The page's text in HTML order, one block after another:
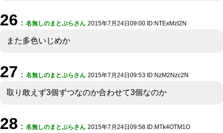
26 ： 名無しのまとぷらさん 2015年7月24日09:00 ID:NTExMzI2N
また多色いじめか
27 ： 名無しのまとぷらさん 2015年7月24日09:53 ID:NzM2Nzc2N
取り敢えず3個ずつなのか合わせて3個なのか
28 ： 名無しのまとぷらさん 2015年7月24日09:58 ID:MTk4OTM1O